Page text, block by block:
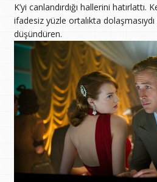
K’yi canlandırdığı hallerini hatırlattı.
ifadesiz yüzle ortalıkta
düşündüren.